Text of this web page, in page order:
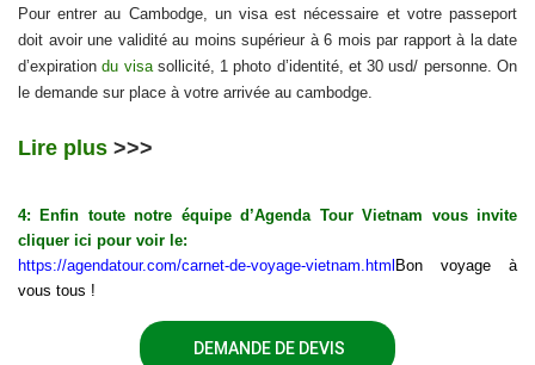
Pour entrer au Cambodge, un visa est nécessaire et votre passeport
doit avoir une validité au moins supérieur à 6 mois par rapport à la date
d’expirationdu visasollicité, 1 photo d’identité, et 30 usd/ personne. On
le demande sur place à votre arrivée au cambodge.
Lire plus >>>
4: Enfin toute notre équipe d’Agenda Tour Vietnam vous invite
cliquer ici pour voir le:
https://agendatour.com/carnet-de-voyage-vietnam.html Bon voyage à
vous tous !
DEMANDE DE DEVIS